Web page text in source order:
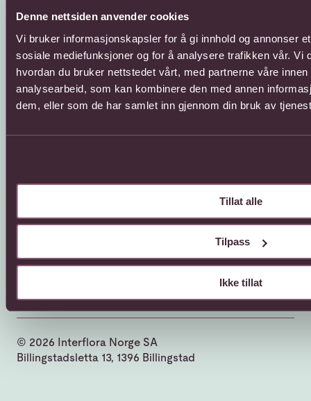
Denne nettsiden anvender cookies
Vi bruker informasjonskapsler for å gi innhold og annonser
sosiale mediefunksjoner og for å analysere trafikken vår. Vi
hvordan du bruker nettstedet vårt, med partnerne våre
analysearbeid, som kan kombinere den med annen
dem, eller som de har samlet inn gjennom din bruk av
Tillat alle
Tilpass
Ikke tillat
butikk?
Varedeklarasjon for
tilleggsprodukter
Sosial
Instagram
© 2026 Interflora Norge SA
Billingstadsletta 13, 1396 Billingstad